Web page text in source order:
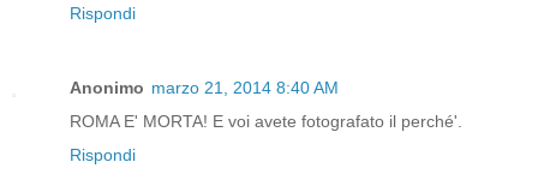
Rispondi
Anonimo marzo 21, 2014 8:40 AM
ROMA E' MORTA! E voi avete fotografato il perché'.
Rispondi